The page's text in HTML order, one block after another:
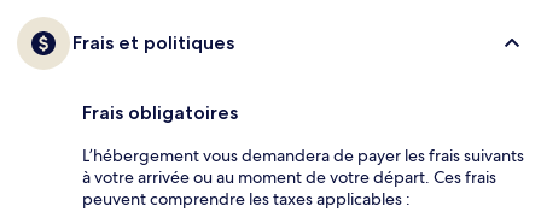
Frais et politiques
Frais obligatoires
L’hébergement vous demandera de payer les frais suivants
à votre arrivée ou au moment de votre départ. Ces frais
peuvent comprendre les taxes applicables :